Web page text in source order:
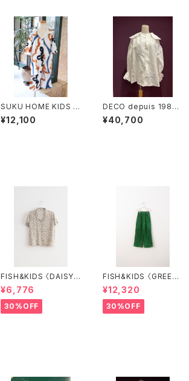
SUKU HOME KIDS R
hythm
¥12,100
DECO depuis 1985
〈HEMP COTTON LA
CE SHIRTS〉
¥40,700
FISH&KIDS 〈DAISY F
LOWER SHIRT〉
¥6,776
30%OFF
FISH&KIDS 〈GREEN
COURDORY〉
¥12,320
30%OFF